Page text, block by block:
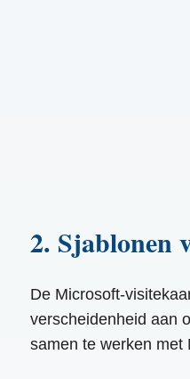
2. Sjablonen
De Microsoft-
verscheidenheid aan
samen te werken met